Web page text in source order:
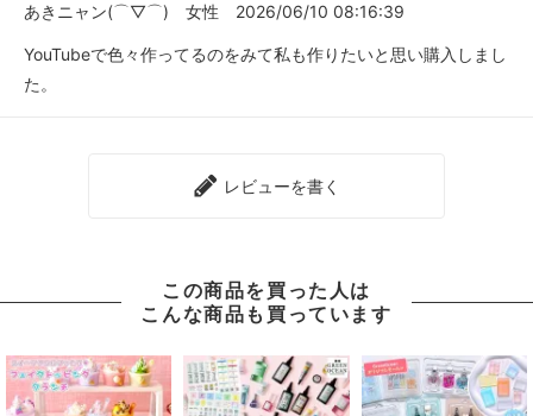
あきニャン(⌒▽⌒) 女性 2026/06/10 08:16:39
YouTubeで色々作ってるのをみて私も作りたいと思い購入しまし
た。
レビューを書く
この商品を買った人は
こんな商品も買っています